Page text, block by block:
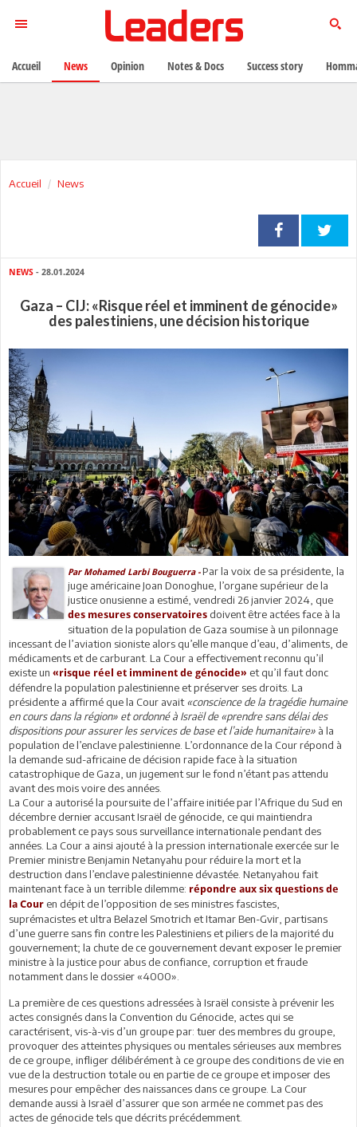
Accueil News
NEWS - 28.01.2024
Gaza – CIJ: «Risque réel et imminent de génocide»
des palestiniens, une décision historique
Par Mohamed Larbi Bouguerra -Par la voix de sa présidente, la
juge américaine Joan Donoghue, l’organe supérieur de la
justice onusienne a estimé, vendredi 26 janvier 2024, que
des mesures conservatoiresdoivent être actées face à la
situation de la population de Gaza soumise à un pilonnage
incessant de l’aviation sioniste alors qu’elle manque d’eau, d’aliments, de
médicaments et de carburant. La Cour a effectivement reconnu qu’il
existe un «risque réel et imminent de génocide» et qu’il faut donc
défendre la population palestinienne et préserver ses droits. La
présidente a affirmé que la Cour avait«conscience de la tragédie humaine
en cours dans la région» et ordonné à Israël de «prendre sans délai des
dispositions pour assurer les services de base et l’aide humanitaire» à la
population de l’enclave palestinienne. L’ordonnance de la Cour répond à
la demande sud-africaine de décision rapide face à la situation
catastrophique de Gaza, un jugement sur le fond n’étant pas attendu
avant des mois voire des années.
La Cour a autorisé la poursuite de l’affaire initiée par l’Afrique du Sud en
décembre dernier accusant Israël de génocide, ce qui maintiendra
probablement ce pays sous surveillance internationale pendant des
années. La Cour a ainsi ajouté à la pression internationale exercée sur le
Premier ministre Benjamin Netanyahu pour réduire la mort et la
destruction dans l’enclave palestinienne dévastée. Netanyahou fait
maintenant face à un terrible dilemme: répondre aux six questions de
la Cour en dépit de l’opposition de ses ministres fascistes,
suprémacistes et ultra Belazel Smotrich et Itamar Ben-Gvir, partisans
d’une guerre sans fin contre les Palestiniens et piliers de la majorité du
gouvernement; la chute de ce gouvernement devant exposer le premier
ministre à la justice pour abus de confiance, corruption et fraude
notamment dans le dossier «4000».
La première de ces questions adressées à Israël consiste à prévenir les
actes consignés dans la Convention du Génocide, actes qui se
caractérisent, vis-à-vis d’un groupe par: tuer des membres du groupe,
provoquer des atteintes physiques ou mentales sérieuses aux membres
de ce groupe, infliger délibérément à ce groupe des conditions de vie en
vue de la destruction totale ou en partie de ce groupe et imposer des
mesures pour empêcher des naissances dans ce groupe. La Cour
demande aussi à Israël d’assurer que son armée ne commet pas des
actes de génocide tels que décrits précédemment.
Accueil News Opinion Notes & Docs Success story